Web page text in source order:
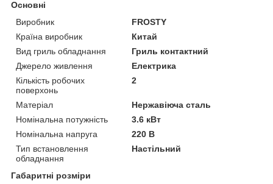
Основні
Виробник
FROSTY
Країна виробник
Китай
Вид гриль обладнання
Гриль контактний
Джерело живлення
Електрика
Кількість робочих
поверхонь
2
Матеріал
Нержавіюча сталь
Номінальна потужність
3.6 кВт
Номінальна напруга
220 В
Тип встановлення
обладнання
Настільний
Габаритні розміри